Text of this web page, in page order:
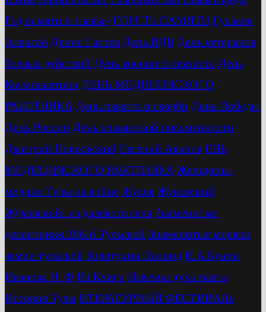
Год памяти и славы» ГОРСТЬ ПАМЯТИ Гусаков
Алексей Денис Гастев День ВДВ День ветеранов
боевых действий День военного связиста День
Космонавтики ДЕНЬ МЕДИЦИНСКОГО
РАБОТНИКА День памяти и скорби День Победы
День России День славянской письменности
Дмитрий Покровский Евгений Авилов ЕНЬ
МЕДИЦИНСКОГО РАБОТНИКА Женщины-
медики Тулы на войне Жуков Жуковский
Жуковский: из далёкого села Знаменитые
десантники 106-й Тульской Знаменитые моряки
земли тульской Золотухин Леонид И.А.Бунин
Иванова Н. Ф Из Книги Извечна духа маята
История Тулы ИТЕРАТУРНЫЙ ФЕСТИВАЛь